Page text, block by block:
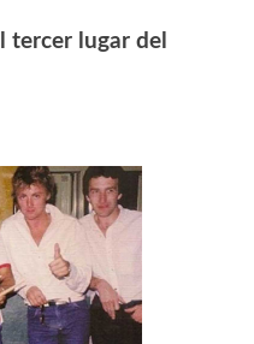
tercer lugar del